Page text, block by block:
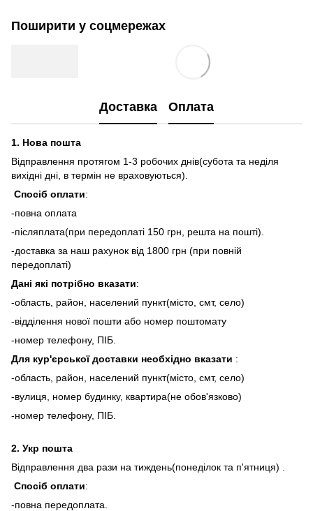
Поширити у соцмережах
Доставка Оплата
1. Нова пошта
Відправлення протягом 1-3 робочих днів(субота та неділя
вихідні дні, в термін не враховуються).
Спосіб оплати:
-повна оплата
-післяплата(при передоплаті 150 грн, решта на пошті).
-доставка за наш рахунок від 1800 грн (при повній
передоплаті)
Дані які потрібно вказати:
-область, район, населений пункт(місто, смт, село)
-відділення нової пошти або номер поштомату
-номер телефону, ПІБ.
Для кур'єрської доставки необхідно вказати :
-область, район, населений пункт(місто, смт, село)
-вулиця, номер будинку, квартира(не обов'язково)
-номер телефону, ПІБ.
2. Укр пошта
Відправлення два рази на тиждень(понеділок та п'ятниця) .
Спосіб оплати:
-повна передоплата.